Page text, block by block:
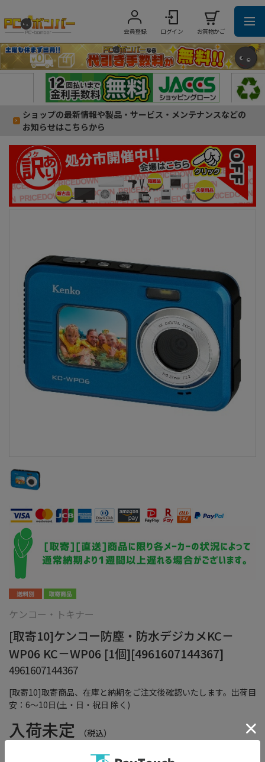
会員登録 ログイン お買物かご
ショップの最新情報や製品・サービス・メンテナンスなどの
お知らせはこちらから
[取寄10]取寄商品、在庫と納期をご注文後確認いたします。出荷目
安：6～10日(土・日・祝日 除く)
ケンコー・トキナー
[取寄10]ケンコー防塵・防水デジカメKC－
WP06 KC－WP06 [1個][4961607144367]
4961607144367
入荷未定 （税込）